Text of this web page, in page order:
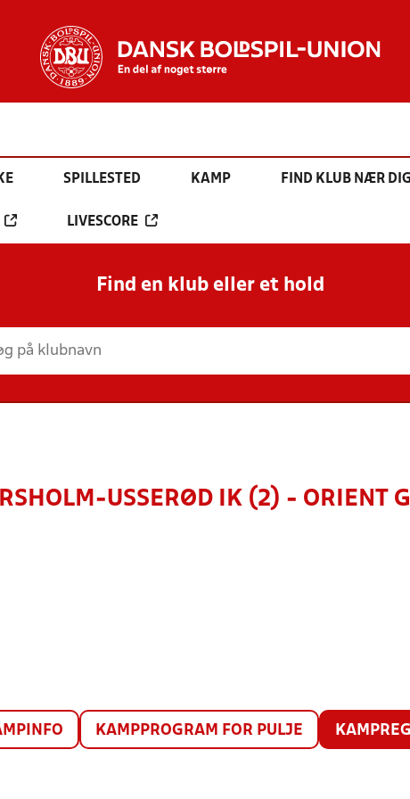
SPILLESTED KAMP FIND KLUB NÆR DIG
LIVESCORE
Find en klub eller et hold
USSERØD IK (2) - ORIENT
KAMPPROGRAM FOR PULJE